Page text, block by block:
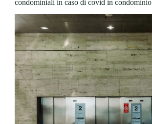
condominiali in caso di covid in condominio